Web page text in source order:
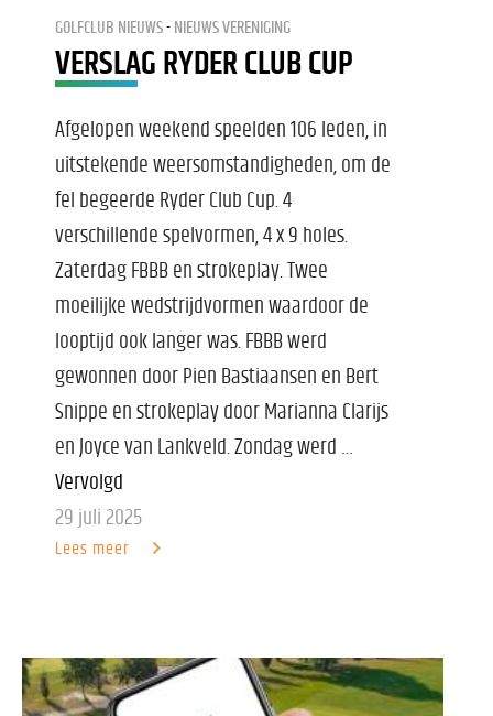
GOLFCLUB NIEUWS NIEUWS VERENIGING
VERSLAG RYDER CLUB CUP
Afgelopen weekend speelden 106 leden, in
uitstekende weersomstandigheden, om de
fel begeerde Ryder Club Cup. 4
verschillende spelvormen, 4 x 9 holes.
Zaterdag FBBB en strokeplay. Twee
moeilijke wedstrijdvormen waardoor de
looptijd ook langer was. FBBB werd
gewonnen door Pien Bastiaansen en Bert
Snippe en strokeplay door Marianna Clarijs
en Joyce van Lankveld. Zondag werd …
Vervolgd
29 juli 2025
Lees meer